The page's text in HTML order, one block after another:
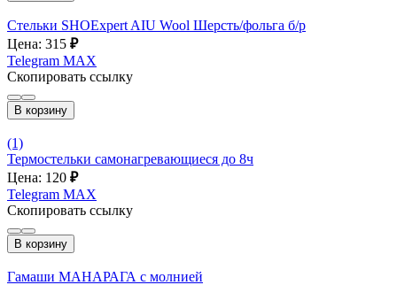
Стельки SHOExpert AIU Wool Шерсть/фольга б/р
Цена: 315 ₽
Telegram MAX
Скопировать ссылку
В корзину
(1)
Термостельки самонагревающиеся до 8ч
Цена: 120 ₽
Telegram MAX
Скопировать ссылку
В корзину
Гамаши МАНАРАГА с молнией